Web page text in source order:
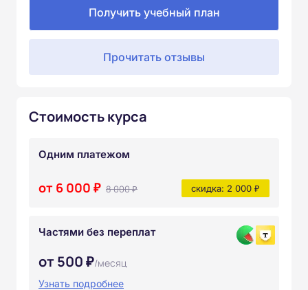
Получить учебный план
Прочитать отзывы
Стоимость курса
Одним платежом
от 6 000 ₽ 8 000 ₽ скидка: 2 000 ₽
Частями без переплат
от 500 ₽/месяц
Узнать подробнее